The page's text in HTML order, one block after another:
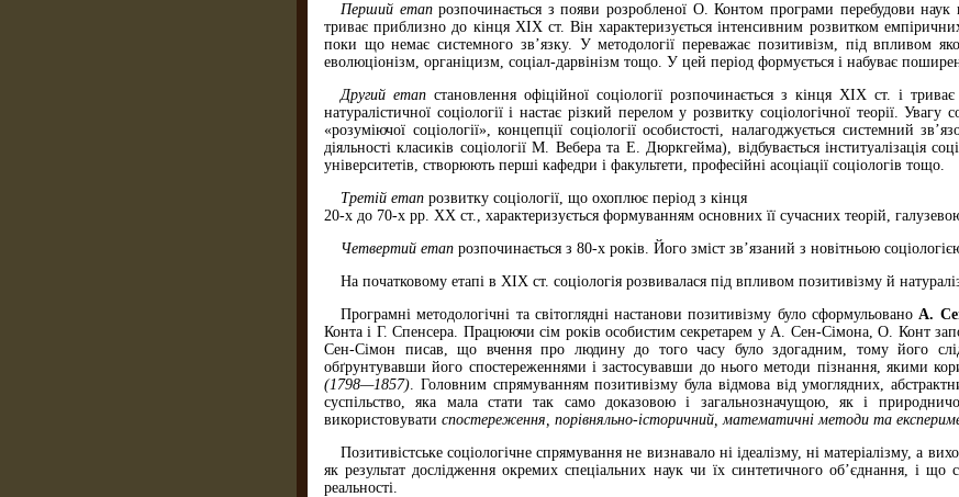
Перший етапрозпочинається з появи розробленої О. Контом програми перебудови наук
триває приблизно до кінця XIX ст. Він характеризується інтенсивним розвитком
поки що немає системного зв’язку. У методології переважає позитивізм, під впливом
еволюціонізм, органіцизм, соціал-дарвінізм тощо. У цей період формується і набуває
Другий етап становлення офіційної соціології розпочинається з кінця XIX ст. і
натуралістичної соціології і настає різкий перелом у розвитку соціологічної теорії. Увагу
«розуміючої соціології», концепції соціології особистості, налагоджується системний
діяльності класиків соціології М. Вебера та Е. Дюркгейма), відбувається інституалізація
університетів, створюють перші кафедри і факультети, професійні асоціації соціологів тощо.
Третій етап розвитку соціології, що охоплює період з кінця
20-х до 70-х рр. ХХ ст., характеризується формуванням основних її сучасних теорій,
Четвертий етап розпочинається з 80-х років. Його зміст зв’я­заний з новітньою
На початковому етапі в ХIX ст. соціологія розвивалася під впливом позитивізму й
Програмні методологічні та світоглядні настанови позитивізму було сформульованоА.
Конта і Г. Спенсера. Працюючи сім років особистим секретарем у А. Сен-Сімона, О. Конт
Сен-Сімон писав, що вчення про людину до того часу було здогадним, тому його
обґрунтувавши його спостереженнями і застосувавши до нього методи пізнання, якими
(1798—1857). Головним спрямуванням позитивізму була відмова від умоглядних,
суспільство, яка мала стати так само доказовою і загальнозначущою, як і
використовувати спостереження, порівняльно-історичний, математичні методи та
Позитивістське соціологічне спрямування не визнавало ні ідеалізму, ні матеріалізму,
як результат дослідження окремих спеціальних наук чи їх синтетичного об’єд­нання, і
реальності.